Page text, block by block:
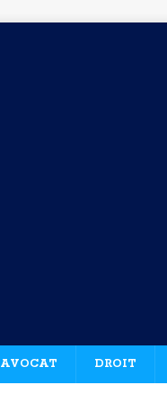
AVOCAT DROIT